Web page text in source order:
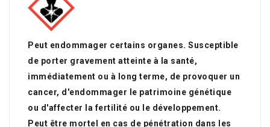
Peut endommager certains organes. Susceptible
de porter gravement atteinte à la santé,
immédiatement ou à long terme, de provoquer un
cancer, d'endommager le patrimoine génétique
ou d'affecter la fertilité ou le développement.
Peut être mortel en cas de pénétration dans les